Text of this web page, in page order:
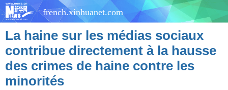
french.xinhuanet.com
La haine sur les médias sociaux
contribue directement à la hausse
des crimes de haine contre les
minorités